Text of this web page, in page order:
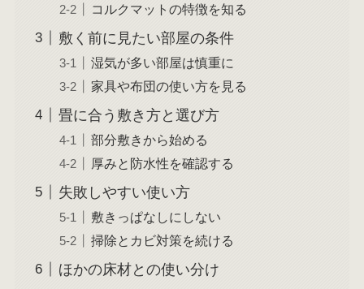
コルクマットの特徴を知る
敷く前に見たい部屋の条件
湿気が多い部屋は慎重に
家具や布団の使い方を見る
畳に合う敷き方と選び方
部分敷きから始める
厚みと防水性を確認する
失敗しやすい使い方
敷きっぱなしにしない
掃除とカビ対策を続ける
ほかの床材との使い分け